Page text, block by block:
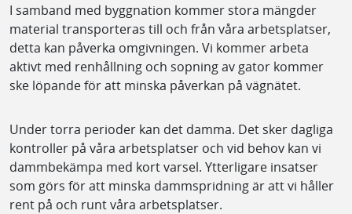
I samband med byggnation kommer stora mängder
material transporteras till och från våra arbetsplatser,
detta kan påverka omgivningen. Vi kommer arbeta
aktivt med renhållning och sopning av gator kommer
ske löpande för att minska påverkan på vägnätet.
Under torra perioder kan det damma. Det sker dagliga
kontroller på våra arbetsplatser och vid behov kan vi
dammbekämpa med kort varsel. Ytterligare insatser
som görs för att minska dammspridning är att vi håller
rent på och runt våra arbetsplatser.